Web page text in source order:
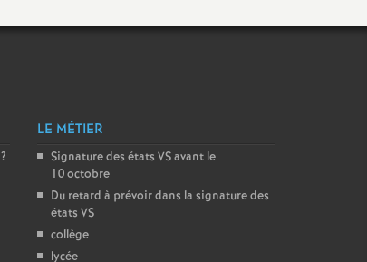
?
LE MÉTIER
Signature des états VSavant le
10 octobre
Du retard à prévoir dans la signature des
états VS
collège
lycée